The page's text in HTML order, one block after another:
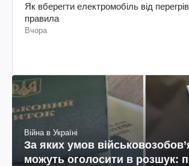
Як вберегти електромобіль від
правила
Вчора
Війна в Україні
За яких умов
можуть оголосити в розшук: